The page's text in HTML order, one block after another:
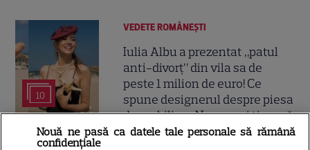
10
VEDETE ROMÂNEŞTI
Iulia Albu a prezentat „patul
anti-divorț” din vila sa de
peste 1 milion de euro! Ce
spune designerul despre piesa
de mobilier: „Nu prea ai timp să
te cerți”
Nouă ne pasă ca datele tale personale să rămână
confidențiale